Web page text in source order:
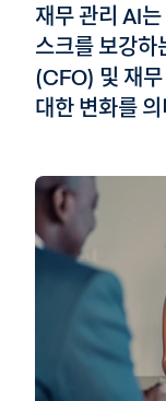
AI 에이전트
가격책정
AI 마스터클래스
리포트
재무 관리 AI
스크를 보강
(CFO) 및 재
대한 변화를